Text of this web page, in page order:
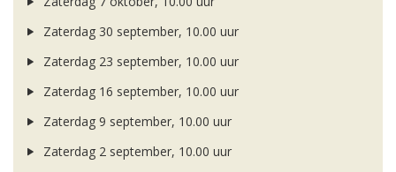
Zaterdag 30 september, 10.00 uur
Zaterdag 23 september, 10.00 uur
Zaterdag 16 september, 10.00 uur
Zaterdag 9 september, 10.00 uur
Zaterdag 2 september, 10.00 uur